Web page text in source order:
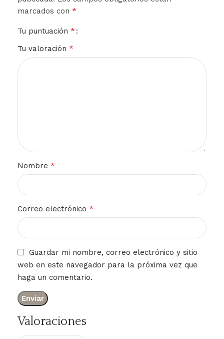
Valoraciones
marcados con *
Tu puntuación *
Tu valoración *
Nombre *
Correo electrónico *
Guardar mi nombre, correo electrónico y sitio
web en este navegador para la próxima vez que
haga un comentario.